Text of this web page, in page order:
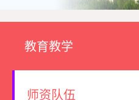
教育教学
师资队伍